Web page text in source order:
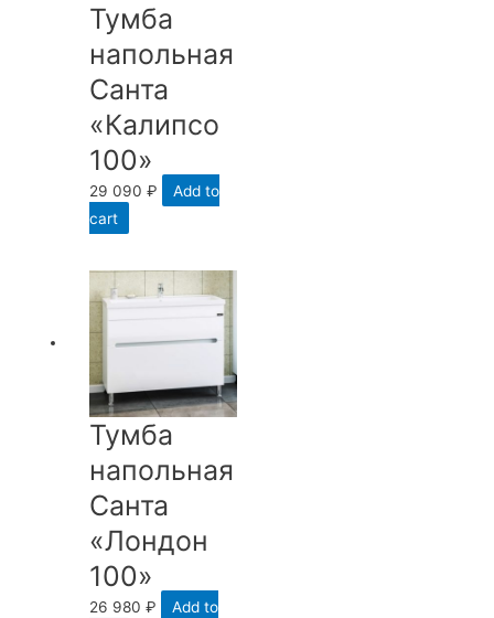
Тумба
напольная
Санта
«Калипсо
100»
29 090₽
Add to
cart
Тумба
напольная
Санта
«Лондон
100»
26 980₽
Add to